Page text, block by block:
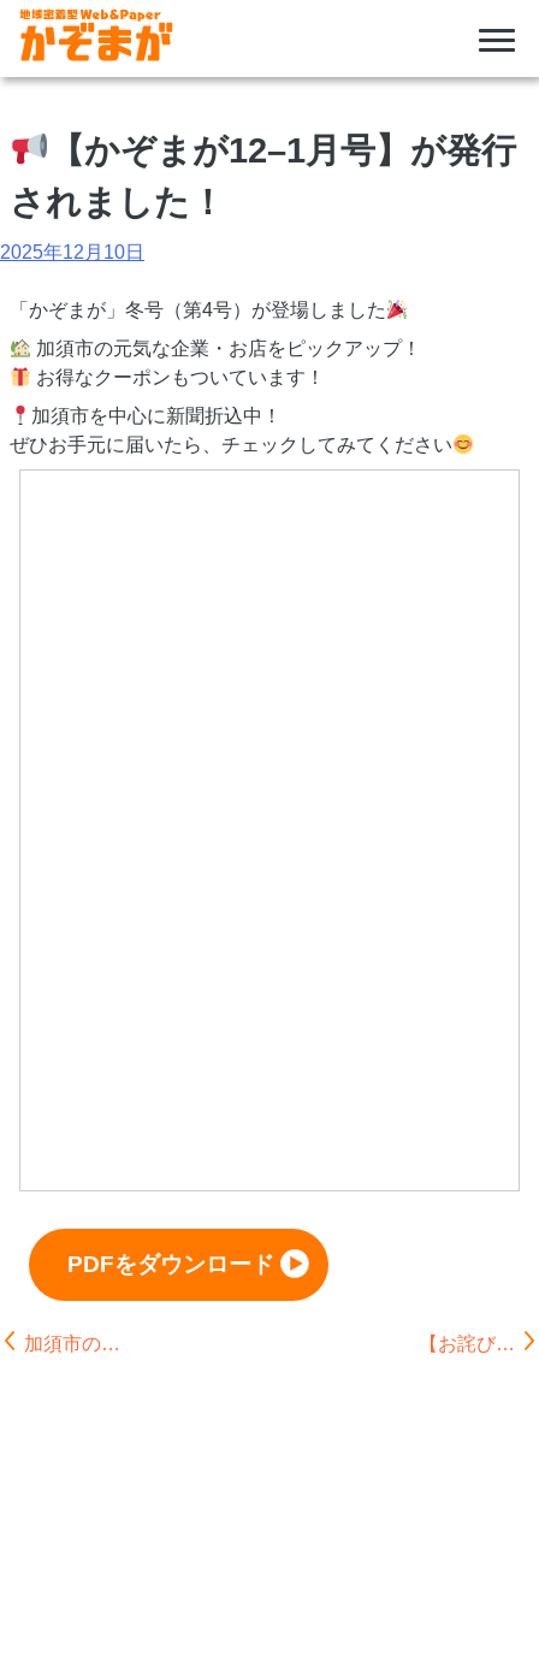
Skip
content
【かぞまが12–1月号】が発行
されました！
2025年12月10日
「かぞまが」冬号（第4号）が登場しました
加須市の元気な企業・お店をピックアップ！
お得なクーポンもついています！
加須市を中心に新聞折込中！
ぜひお手元に届いたら、チェックしてみてください
PDFをダウンロード
加須市の… 【お詫び…